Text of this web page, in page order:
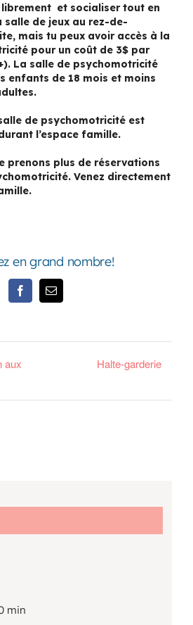
librement et socialiser tout en
salle de jeux au rez-de-
mais tu peux avoir accès à la
pour un coût de 3$ par
La salle de psychomotricité
enfants de 18 mois et moins
de psychomotricité est
l’espace famille.
prenons plus de réservations
Venez directement
en grand nombre!
FacebookEmail
aux
Halte-garderie
min